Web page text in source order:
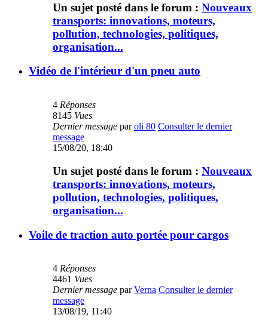
Un sujet posté dans le forum : Nouveaux
transports: innovations, moteurs,
pollution, technologies, politiques,
organisation...
Vidéo de l'intérieur d'un pneu auto
4 Réponses
8145 Vues
Dernier message paroli 80 Consulter le dernier
message
15/08/20, 18:40
Un sujet posté dans le forum : Nouveaux
transports: innovations, moteurs,
pollution, technologies, politiques,
organisation...
Voile de traction auto portée pour cargos
4 Réponses
4461 Vues
Dernier message parVerna Consulter le dernier
message
13/08/19, 11:40